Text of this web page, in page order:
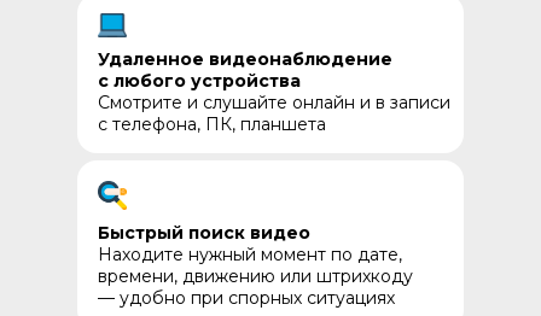
Удаленное видеонаблюдение
с любого устройства
Смотрите и слушайте онлайн и в записи
с телефона, ПК, планшета
Быстрый поиск видео
Находите нужный момент по дате,
времени, движению или штрихкоду
— удобно при спорных ситуациях